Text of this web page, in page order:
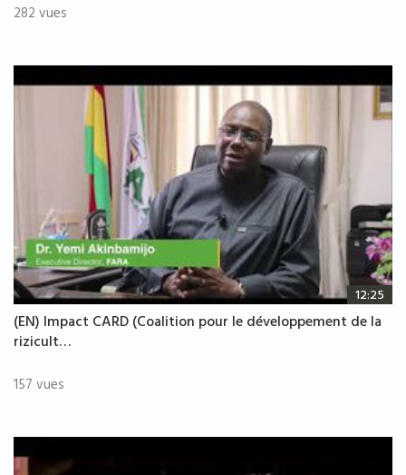
282 vues
12:25
(EN) Impact CARD (Coalition pour le développement de la
rizicult…
157 vues